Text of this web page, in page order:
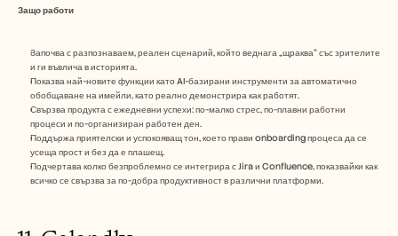
Защо работи
Започва с разпознаваем, реален сценарий, който веднага „щраква“ със зрителите
и ги въвлича в историята.
Показва най-новите функции като AI-базирани инструменти за автоматично
обобщаване на имейли, като реално демонстрира как работят.
Свързва продукта с ежедневни успехи: по-малко стрес, по-плавни работни
процеси и по-организиран работен ден.
Поддържа приятелски и успокояващ тон, което прави onboarding процеса да се
усеща прост и без да е плашещ.
Подчертава колко безпроблемно се интегрира с Jira и Confluence, показвайки как
всичко се свързва за по-добра продуктивност в различни платформи.